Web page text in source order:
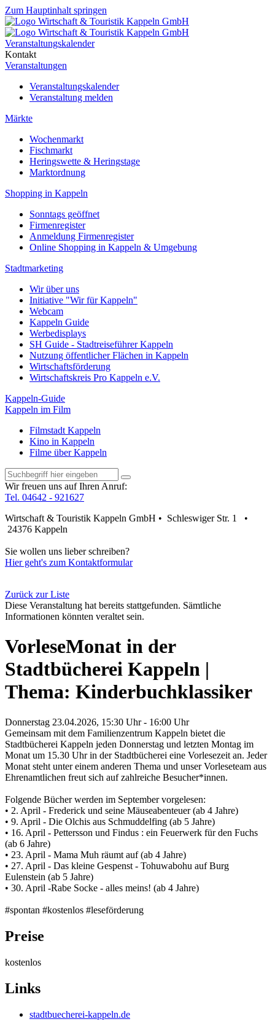
Zum Hauptinhalt springen
Veranstaltungskalender
Kontakt
Veranstaltungen
Veranstaltungskalender
Veranstaltung melden
Märkte
Wochenmarkt
Fischmarkt
Heringswette & Heringstage
Marktordnung
Shopping in Kappeln
Sonntags geöffnet
Firmenregister
Anmeldung Firmenregister
Online Shopping in Kappeln & Umgebung
Stadtmarketing
Wir über uns
Initiative "Wir für Kappeln"
Webcam
Kappeln Guide
Werbedisplays
SH Guide - Stadtreiseführer Kappeln
Nutzung öffentlicher Flächen in Kappeln
Wirtschaftsförderung
Wirtschaftskreis Pro Kappeln e.V.
Kappeln-Guide
Kappeln im Film
Filmstadt Kappeln
Kino in Kappeln
Filme über Kappeln
Wir freuen uns auf Ihren Anruf:
Tel. 04642 - 921627
Wirtschaft & Touristik Kappeln GmbH • Schleswiger Str. 1 •
24376 Kappeln
Sie wollen uns lieber schreiben?
Hier geht's zum Kontaktformular
Zurück zur Liste
Diese Veranstaltung hat bereits stattgefunden. Sämtliche
Informationen könnten veraltet sein.
VorleseMonat in der
Stadtbücherei Kappeln |
Thema: Kinderbuchklassiker
Donnerstag 23.04.2026, 15:30 Uhr - 16:00 Uhr
Gemeinsam mit dem Familienzentrum Kappeln bietet die
Stadtbücherei Kappeln jeden Donnerstag und letzten Montag im
Monat um 15.30 Uhr in der Stadtbücherei eine Vorlesezeit an. Jeder
Monat steht unter einem anderen Thema und unser Vorleseteam aus
Ehrenamtlichen freut sich auf zahlreiche Besucher*innen.
Folgende Bücher werden im September vorgelesen:
• 2. April - Frederick und seine Mäuseabenteuer (ab 4 Jahre)
• 9. April - Die Olchis aus Schmuddelfing (ab 5 Jahre)
• 16. April - Pettersson und Findus : ein Feuerwerk für den Fuchs
(ab 6 Jahre)
• 23. April - Mama Muh räumt auf (ab 4 Jahre)
• 27. April - Das kleine Gespenst - Tohuwabohu auf Burg
Eulenstein (ab 5 Jahre)
• 30. April -Rabe Socke - alles meins! (ab 4 Jahre)
#spontan #kostenlos #leseförderung
Preise
kostenlos
Links
stadtbuecherei-kappeln.de